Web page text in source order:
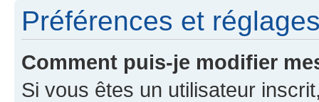
Préférences et
Comment puis-je modifier
Si vous êtes un utilisateur